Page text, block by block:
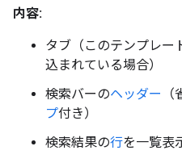
内容:
タブ（このテンプレー
込まれている場合）
検索バーのヘッダー
プ付き）
検索結果の行を一覧表